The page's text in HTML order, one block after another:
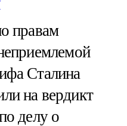
правам
Сталина
на вердикт
делу о